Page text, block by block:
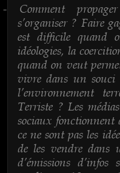
-
Comment
s’organiser ? Faire
est difficile quand
idéologies, la
quand on veut
vivre dans un souci
l’environnement
Terriste ? Les
sociaux fonctionnent
ce ne sont pas les
de les vendre dans
d’émissions